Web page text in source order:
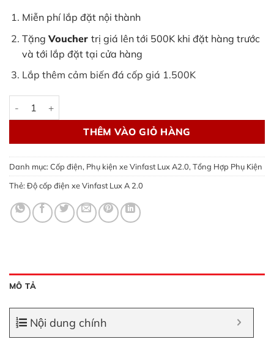
Miễn phí lắp đặt nội thành
Tặng Voucher trị giá lên tới 500K khi đặt hàng trước
và tới lắp đặt tại cửa hàng
Lắp thêm cảm biến đá cốp giá 1.500K
Độ cốp điện xe Vinfast Lux A 2.0 | lắp đặt zin 100% số lượng
THÊM VÀO GIỎ HÀNG
Danh mục: Cốp điện, Phụ kiện xe Vinfast Lux A2.0, Tổng Hợp Phụ Kiện
Thẻ: Độ cốp điện xe Vinfast Lux A 2.0
MÔ TẢ
Nội dung chính